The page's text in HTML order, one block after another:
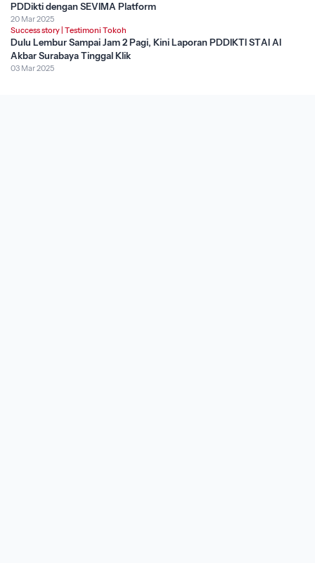
PDDikti dengan SEVIMA Platform
20 Mar 2025
Success story Testimoni Tokoh
Dulu Lembur Sampai Jam 2 Pagi, Kini Laporan PDDIKTI STAI Al
Akbar Surabaya Tinggal Klik
03 Mar 2025